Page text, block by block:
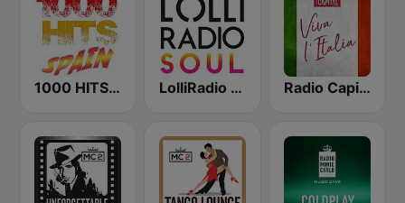
1000 HITS Spain LolliRadio Soul Radio Capital W L'Italia